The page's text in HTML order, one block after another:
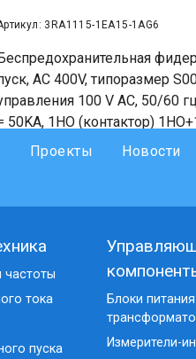
3RA1115-1EA15-1AG6
AC 400V, типоразмер
100 V AC, 50/60
50KA, 1НО (контактор)
Проекты Новости
частоты
тока
пуска
Блоки
Измерители-